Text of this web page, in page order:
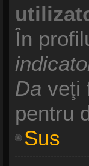
În
Da veţi
pentru
Sus